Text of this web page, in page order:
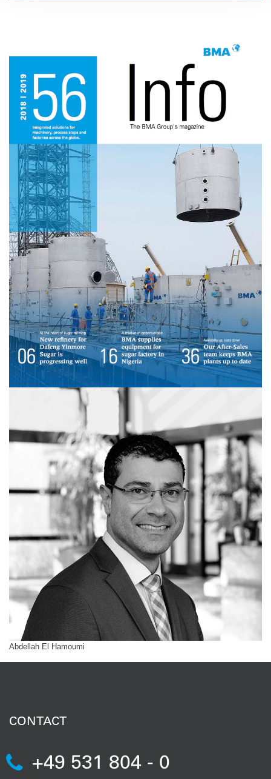
Abdellah El Hamoumi
CONTACT
+49 531 804 - 0